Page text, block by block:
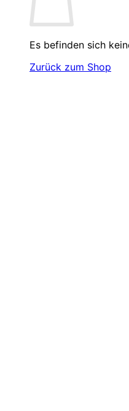
Es befinden sich
Zurück zum Shop